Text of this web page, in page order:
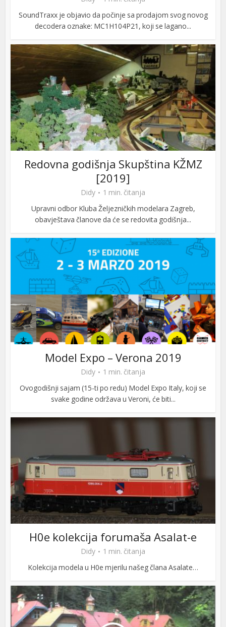
SoundTraxx je objavio da počinje sa prodajom svog novog
decodera oznake: MC1H104P21, koji se lagano...
Redovna godišnja Skupština KŽMZ
[2019]
Didy
1 min. čitanja
Upravni odbor Kluba Željezničkih modelara Zagreb,
obavještava članove da će se redovita godišnja...
Model Expo – Verona 2019
Didy
1 min. čitanja
Ovogodišnji sajam (15-ti po redu) Model Expo Italy, koji se
svake godine održava u Veroni, će biti...
H0e kolekcija forumaša Asalat-e
Didy
1 min. čitanja
Kolekcija modela u H0e mjerilu našeg člana Asalate…